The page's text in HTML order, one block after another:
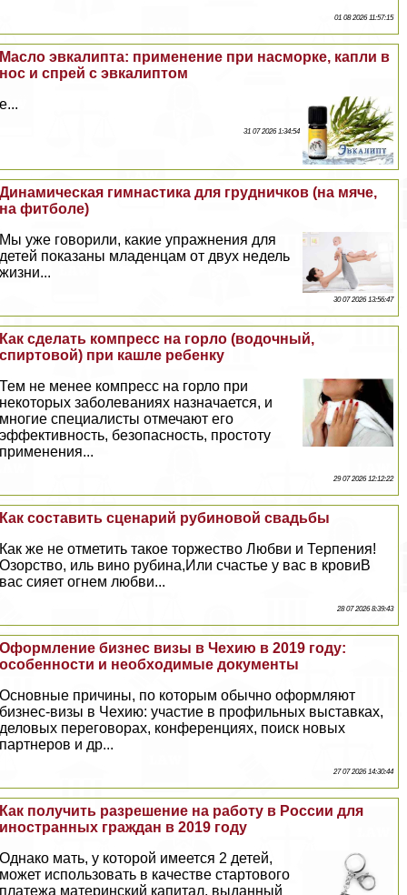
01 08 2026 11:57:15
Масло эвкалипта: применение при насморке, капли в
нос и спрей с эвкалиптом
е...
31 07 2026 1:34:54
Динамическая гимнастика для грудничков (на мяче,
на фитболе)
Мы уже говорили, какие упражнения для
детей показаны младенцам от двух недель
жизни...
30 07 2026 13:56:47
Как сделать компресс на горло (водочный,
спиртовой) при кашле ребенку
Тем не менее компресс на горло при
некоторых заболеваниях назначается, и
многие специалисты отмечают его
эффективность, безопасность, простоту
применения...
29 07 2026 12:12:22
Как составить сценарий рубиновой свадьбы
Как же не отметить такое торжество Любви и Терпения!
Озорство, иль вино рубина,Или счастье у вас в кровиВ
вас сияет огнем любви...
28 07 2026 8:39:43
Оформление бизнес визы в Чехию в 2019 году:
особенности и необходимые документы
Основные причины, по которым обычно оформляют
бизнес-визы в Чехию: участие в профильных выставках,
деловых переговорах, конференциях, поиск новых
партнеров и др...
27 07 2026 14:30:44
Как получить разрешение на работу в России для
иностранных граждан в 2019 году
Однако мать, у которой имеется 2 детей,
может использовать в качестве стартового
платежа материнский капитал, выданный